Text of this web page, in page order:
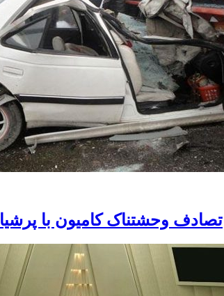
تصادف وحشتناک کامیون با پرشیا ۵ فوتی به جا گذاشت